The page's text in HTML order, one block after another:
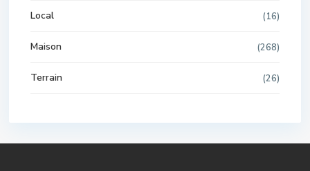
Local (16)
Maison (268)
Terrain (26)